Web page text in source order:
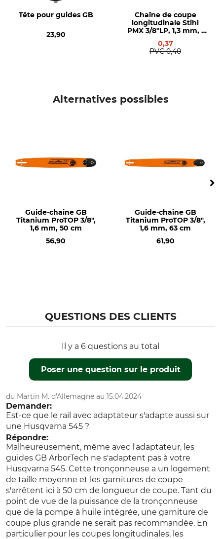
Marque
Marque de scie
Husqvarna
Stihl MS 461
Stihl MS 462
Stihl MS 500i
Husqvarna 266
Husqvarna 281
Husqvarna 288
Husqvarna 365
Husqvarna 390
Husqvarna 395
Husqvarna 570
Husqvarna 385
Husqvarna 575
Husqvarna 2101
Husqvarna 572
Dolmar PS 6400
Dolmar PS 7910
Dolmar PS 7300
Dolmar PS 7310
Dolmar PS 7900
Husqvarna 592
Husqvarna 585
Husqvarna 562 II
Husqvarna 564
Tête pour guides GB
23,90
Chaîne de coupe
longitudinale Stihl
PMX 3/8"LP, 1,3 mm, 1
0,37
PVC 0,40
Alternatives possibles
Guide-chaîne GB
Titanium ProTOP 3/8",
1,6 mm, 50 cm
56,90
Guide-chaîne GB
Titanium ProTOP 3/8",
1,6 mm, 63 cm
61,90
QUESTIONS DES CLIENTS
Il y a 6 questions au total
Poser une question sur le produit
du Martin M. d'Allemagne au 15.04.2024
Demander:
Est-ce que le rail avec adaptateur s'adapte aussi sur
une Husqvarna 545 ?
Répondre:
Malheureusement, même avec l'adaptateur, les
guides GB ArborTech ne s'adaptent pas à votre
Husqvarna 545. Cette tronçonneuse a un logement
de taille moyenne et les garnitures de coupe
s'arrêtent ici à 50 cm de longueur de coupe. Tant du
point de vue de la puissance de la tronçonneuse
que de la pompe à huile intégrée, une garniture de
coupe plus grande ne serait pas recommandée. En
particulier pour les coupes longitudinales, les